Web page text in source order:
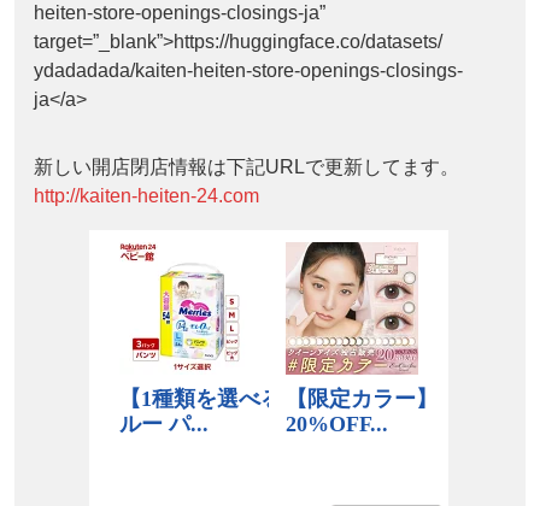
heiten-store-openings-closings-ja”
target=”_blank”>https://huggingface.co/datasets/
ydadadada/kaiten-heiten-store-openings-closings-
ja</a>
新しい開店閉店情報は下記URLで更新してます。
http://kaiten-heiten-24.com